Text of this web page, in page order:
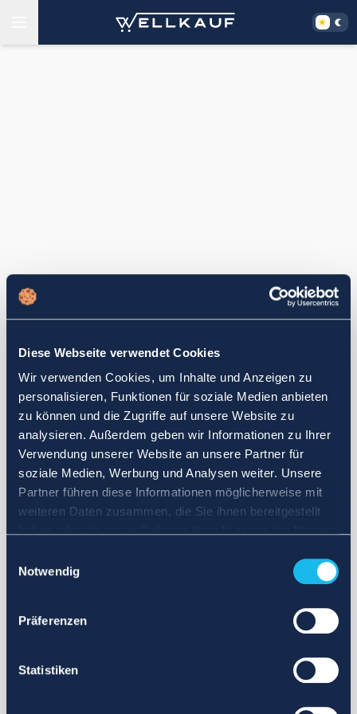
Diese Webseite verwendet Cookies
Wir verwenden Cookies, um Inhalte und Anzeigen zu
personalisieren, Funktionen für soziale Medien anbieten
zu können und die Zugriffe auf unsere Website zu
analysieren. Außerdem geben wir Informationen zu Ihrer
Verwendung unserer Website an unsere Partner für
soziale Medien, Werbung und Analysen weiter. Unsere
Partner führen diese Informationen möglicherweise mit
weiteren Daten zusammen, die Sie ihnen bereitgestellt
Notwendig
Präferenzen
Statistiken